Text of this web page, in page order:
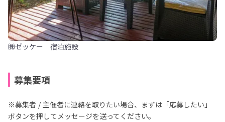
㈱ゼッケー 宿泊施設
募集要項
※募集者 / 主催者に連絡を取りたい場合、まずは「応募したい」
ボタンを押してメッセージを送ってください。